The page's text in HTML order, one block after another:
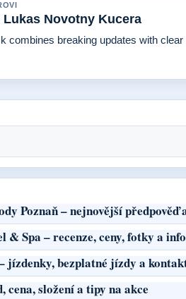
Lukas Novotny Kucera
combines breaking updates with
Poznaň – nejnovější předpověď
& Spa – recenze, ceny, fotky a
jízdenky, bezplatné jízdy a
cena, složení a tipy na akce